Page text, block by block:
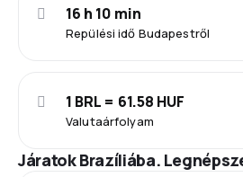
Repülési idő Budapestről
16 h 10 min
Valutaárfolyam
1 BRL = 61.58 HUF
Járatok Brazíliába.